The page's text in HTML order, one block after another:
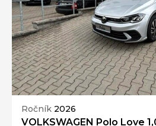
Ročník 2026
VOLKSWAGEN Polo Love